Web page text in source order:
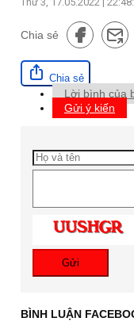
Chia sẻ
Chia sẻ
Lời bình của
Gửi ý kiến
Gửi
BÌNH LUẬN